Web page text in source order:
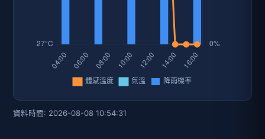
資料時間: 2026-08-08 10:54:31